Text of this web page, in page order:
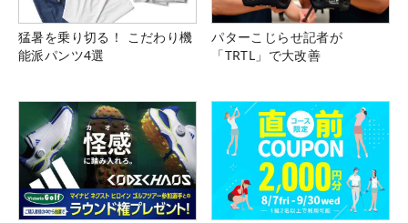
猛暑を乗り切る！ こだわり機
能派パンツ4選
パターこじらせ記者が
「TRTL」で大改善